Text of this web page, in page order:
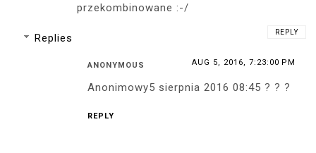
przekombinowane :-/
REPLY
Replies
ANONYMOUS AUG 5, 2016, 7:23:00 PM
Anonimowy5 sierpnia 2016 08:45 ? ? ?
REPLY